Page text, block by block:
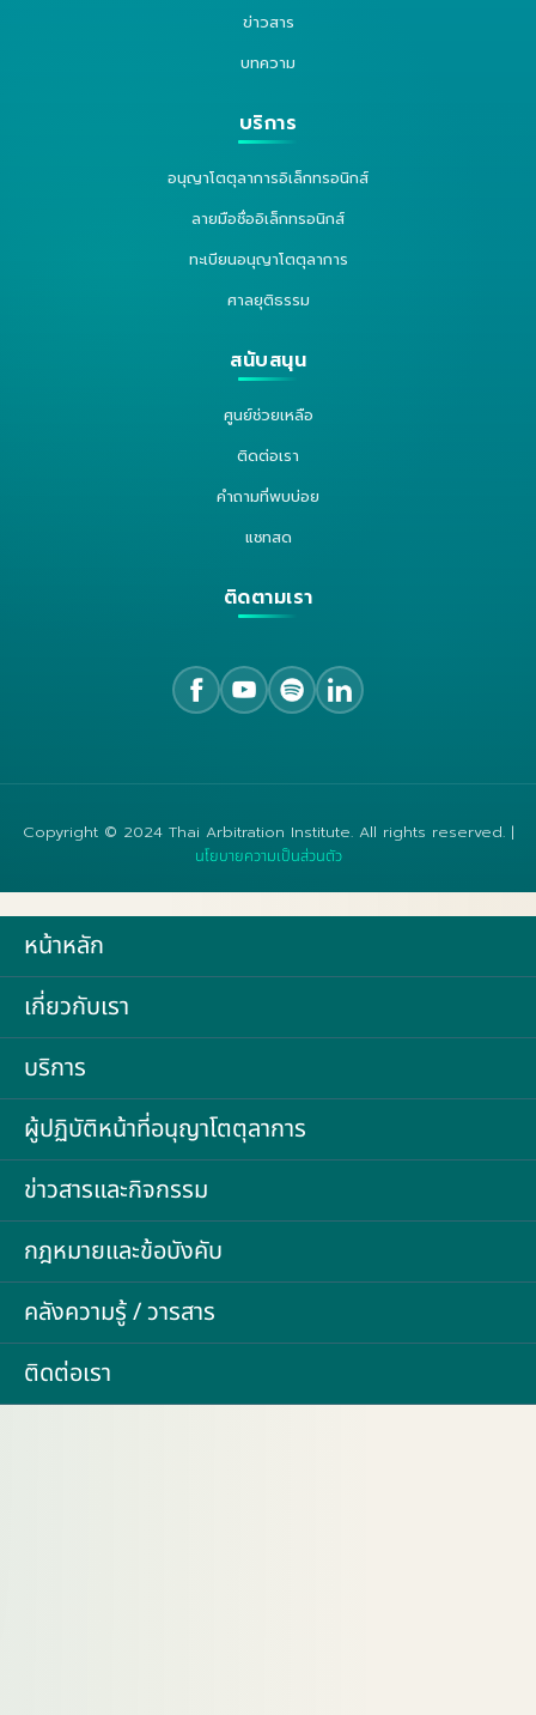
ข่าวสาร
บทความ
บริการ
อนุญาโตตุลาการอิเล็กทรอนิกส์
ลายมือชื่ออิเล็กทรอนิกส์
ทะเบียนอนุญาโตตุลาการ
ศาลยุติธรรม
สนับสนุน
ศูนย์ช่วยเหลือ
ติดต่อเรา
คำถามที่พบบ่อย
แชทสด
ติดตามเรา
Copyright © 2024 Thai Arbitration Institute. All rights reserved. |
นโยบายความเป็นส่วนตัว
หน้าหลัก
เกี่ยวกับเรา
บริการ
ผู้ปฏิบัติหน้าที่อนุญาโตตุลาการ
ข่าวสารและกิจกรรม
กฎหมายและข้อบังคับ
คลังความรู้ / วารสาร
ติดต่อเรา